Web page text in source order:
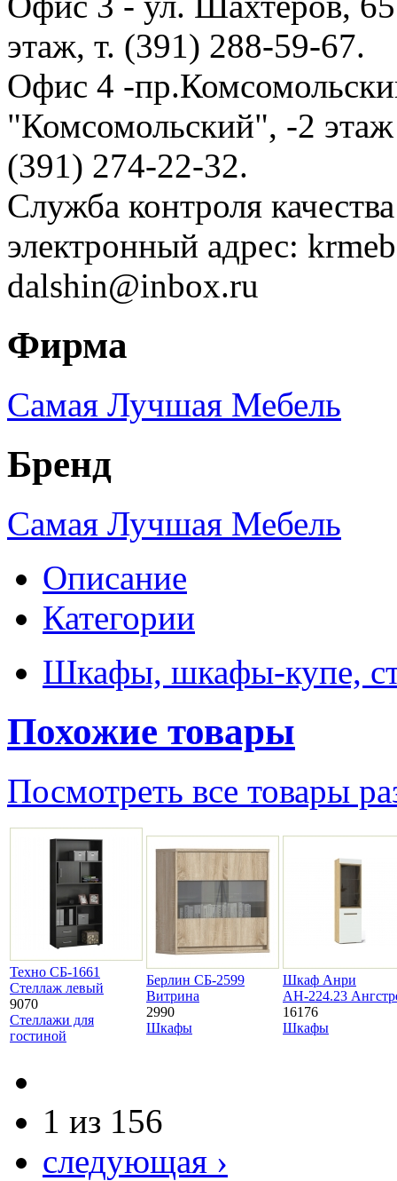
этаж, т. (391) 288-59-67.
Офис 4 -
"Комсомольский", -2
(391) 274-22-32.
Служба контроля
электронный адрес:
dalshin@inbox.ru
Фирма
Самая Лучшая Мебель
Бренд
Самая Лучшая Мебель
Описание
Категории
Шкафы, шкафы-купе,
Похожие товары
Посмотреть все товары
Техно СБ-1661
Стеллаж левый
9070
Стеллажи для
гостиной
Берлин СБ-2599
Витрина
2990
Шкафы
Шкаф Анри
АН-224.23
16176
Шкафы
1 из 156
следующая ›